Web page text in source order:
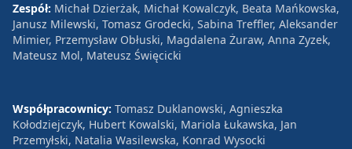
Zespół: Michał Dzierżak, Michał Kowalczyk, Beata Mańkowska,
Janusz Milewski, Tomasz Grodecki, Sabina Treffler, Aleksander
Mimier, Przemysław Obłuski, Magdalena Żuraw, Anna Zyzek,
Mateusz Mol, Mateusz Święcicki
Współpracownicy: Tomasz Duklanowski, Agnieszka
Kołodziejczyk, Hubert Kowalski, Mariola Łukawska, Jan
Przemyłski, Natalia Wasilewska, Konrad Wysocki